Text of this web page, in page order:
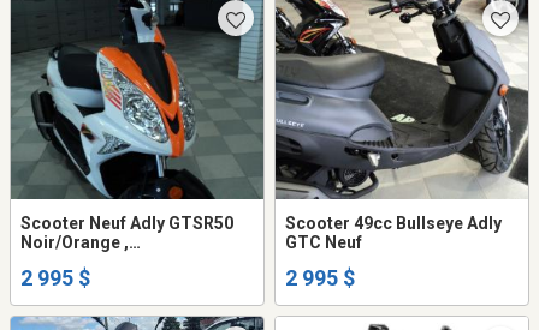
Scooter Neuf Adly GTSR50
Noir/Orange ,
2 995 $
Scooter 49cc Bullseye Adly
GTC Neuf
2 995 $